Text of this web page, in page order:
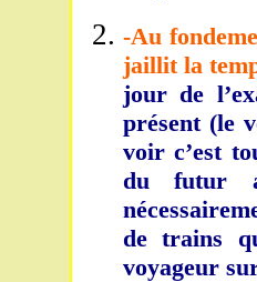
-Au
jaillit la
jour de
présent (le
voir c’est
du futur
de trains
voyageur